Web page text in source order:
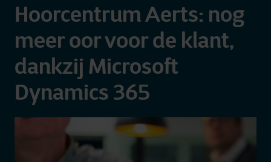
Hoorcentrum Aerts: nog
meer oor voor de klant,
dankzij Microsoft
Dynamics 365